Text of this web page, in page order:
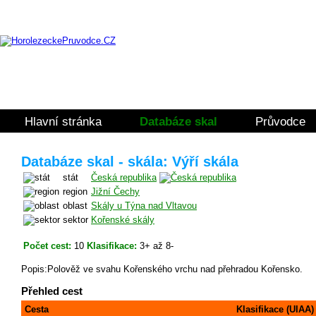
Hlavní stránka Databáze skal Průvodce
Databáze skal - skála: Výří skála
stát
Česká republika
region Jižní Čechy
oblast Skály u Týna nad Vltavou
sektor Kořenské skály
Počet cest: 10 Klasifikace: 3+ až 8-
Popis:Polověž ve svahu Kořenského vrchu nad přehradou Kořensko.
Přehled cest
Cesta
Klasifikace (UIAA)